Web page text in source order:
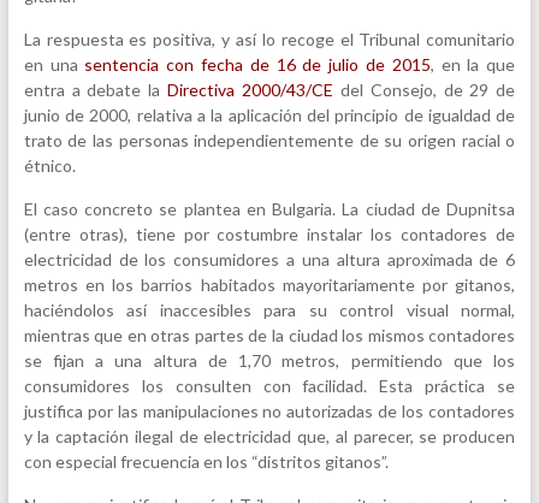
La respuesta es positiva, y así lo recoge el Tribunal comunitario
en una sentencia con fecha de 16 de julio de 2015, en la que
entra a debate laDirectiva 2000/43/CE del Consejo, de 29 de
junio de 2000, relativa a la aplicación del principio de igualdad de
trato de las personas independientemente de su origen racial o
étnico.
El caso concreto se plantea en Bulgaria. La ciudad de Dupnitsa
(entre otras), tiene por costumbre instalar los contadores de
electricidad de los consumidores a una altura aproximada de 6
metros en los barrios habitados mayoritariamente por gitanos,
haciéndolos así inaccesibles para su control visual normal,
mientras que en otras partes de la ciudad los mismos contadores
se fijan a una altura de 1,70 metros, permitiendo que los
consumidores los consulten con facilidad. Esta práctica se
justifica por las manipulaciones no autorizadas de los contadores
y la captación ilegal de electricidad que, al parecer, se producen
con especial frecuencia en los “distritos gitanos”.